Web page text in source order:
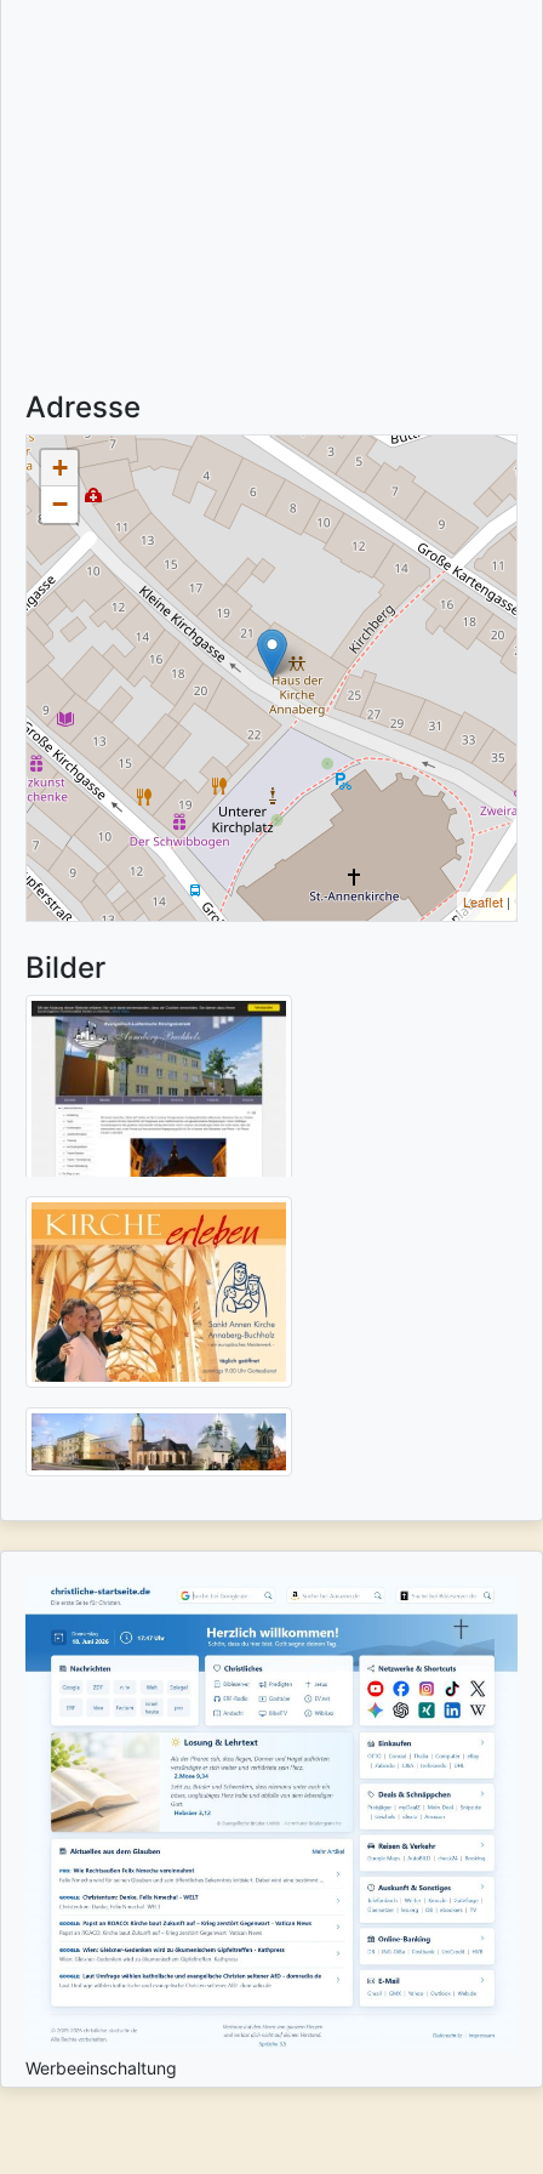
Adresse
+
−
Leaflet |
Bilder
Werbeeinschaltung